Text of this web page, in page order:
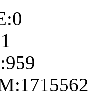
0
959
1715562